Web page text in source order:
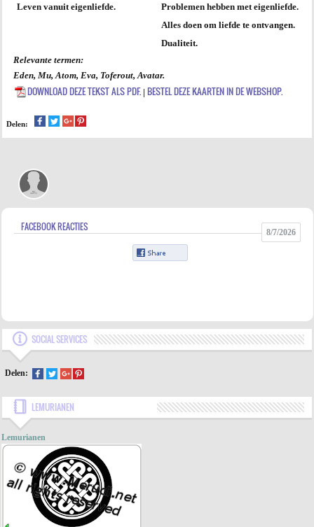
Leven vanuit eigenliefde.
Problemen hebben met eigenliefde.
Alles doen om liefde te ontvangen.
Dualiteit.
Relevante termen:
Eden, Mu, Atom, Eva, Toferout, Avatar.
DOWNLOAD DEZE TEKST ALS PDF. | BESTEL DEZE KAARTEN IN DE WEBSHOP.
Delen:
FACEBOOK REACTIES 8/7/2026
SOCIAL SERVICES
Delen:
LEMURIANEN
Lemurianen